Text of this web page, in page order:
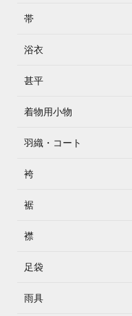
帯
浴衣
甚平
着物用小物
羽織・コート
袴
裾
襟
足袋
雨具